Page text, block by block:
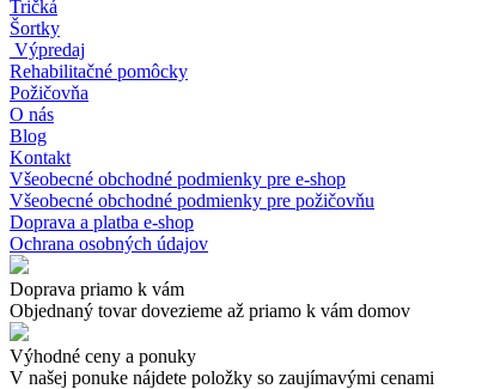
Tričká
Šortky
Výpredaj
Rehabilitačné pomôcky
Požičovňa
O nás
Blog
Kontakt
Všeobecné obchodné podmienky pre e-shop
Všeobecné obchodné podmienky pre požičovňu
Doprava a platba e-shop
Ochrana osobných údajov
Doprava priamo k vám
Objednaný tovar dovezieme až priamo k vám domov
Výhodné ceny a ponuky
V našej ponuke nájdete položky so zaujímavými cenami